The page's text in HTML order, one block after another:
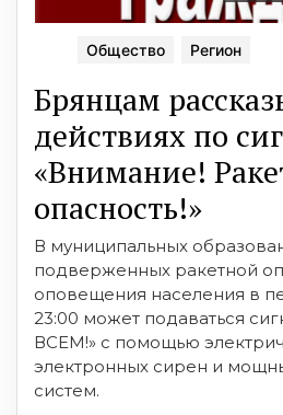
Общество Регион
Брянцам
действиях по
«Внимание!
опасность!»
В муниципальных
подверженных ракетной
оповещения населения в
23:00 может подаваться
ВСЕМ!» с помощью
электронных сирен и
систем.